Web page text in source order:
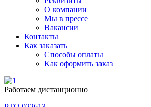
О компании
Мы в прессе
Вакансии
Контакты
Как заказать
Способы оплаты
Как оформить заказ
Работаем дистанционно